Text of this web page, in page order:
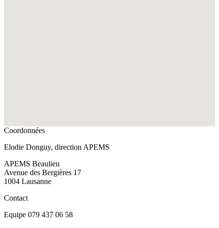
Coordonnées
Elodie Donguy, direction APEMS
APEMS Beaulieu
Avenue des Bergières 17
1004 Lausanne
Contact
Equipe 079 437 06 58